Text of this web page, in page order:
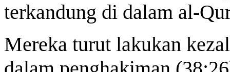
terkandung di dalam al-
Mereka turut lakukan